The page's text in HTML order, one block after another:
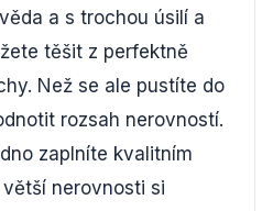
a s trochou úsilí a
těšit z perfektně
Než se ale pustíte do
rozsah nerovností.
zaplníte kvalitním
nerovnosti si